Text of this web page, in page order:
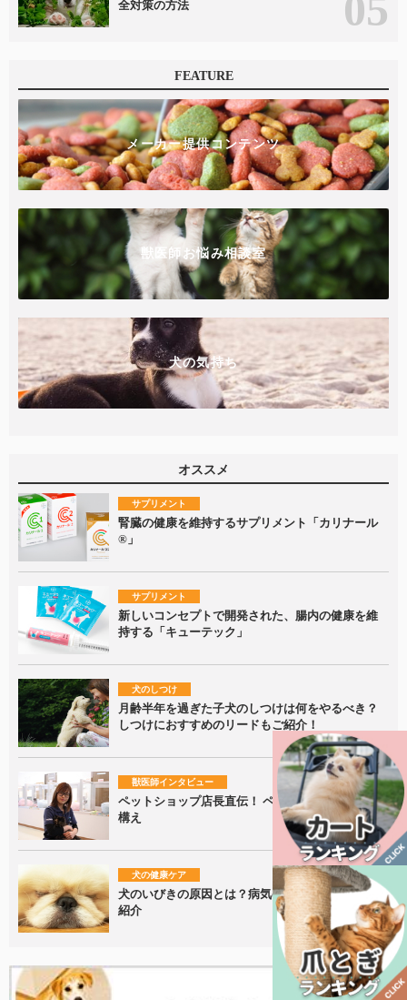
全対策の方法
FEATURE
メーカー提供コンテンツ
獣医師お悩み相談室
犬の気持ち
オススメ
サプリメント
腎臓の健康を維持するサプリメント「カリナール
®」
サプリメント
新しいコンセプトで開発された、腸内の健康を維
持する「キューテック」
犬のしつけ
月齢半年を過ぎた子犬のしつけは何をやるべき？
しつけにおすすめのリードもご紹介！
獣医師インタビュー
ペットショップ店長直伝！ ペットを飼うときの心
構え
犬の健康ケア
犬のいびきの原因とは？病気の可能性や対策をご
紹介